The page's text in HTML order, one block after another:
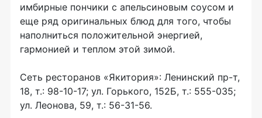
имбирные пончики с апельсиновым соусом и
еще ряд оригинальных блюд для того, чтобы
наполниться положительной энергией,
гармонией и теплом этой зимой.
Сеть ресторанов «Якитория»: Ленинский пр-т,
18, т.: 98-10-17; ул. Горького, 152Б, т.: 555-035;
ул. Леонова, 59, т.: 56-31-56.